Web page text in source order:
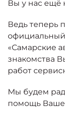
Кредитные
Калькулятор
Моторное масло
СЕРВИСНЫЕ
АКСЕССУАРЫ
КОНТАКТЫ
Вы у нас ещё
Ведь теперь
«Самарские
знакомства
работ
Мы будем
помощь